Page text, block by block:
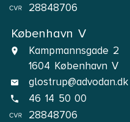
28848706
København V
Kampmannsgade 2
1604 København V
glostrup@advodan.dk
46 14 50 00
28848706